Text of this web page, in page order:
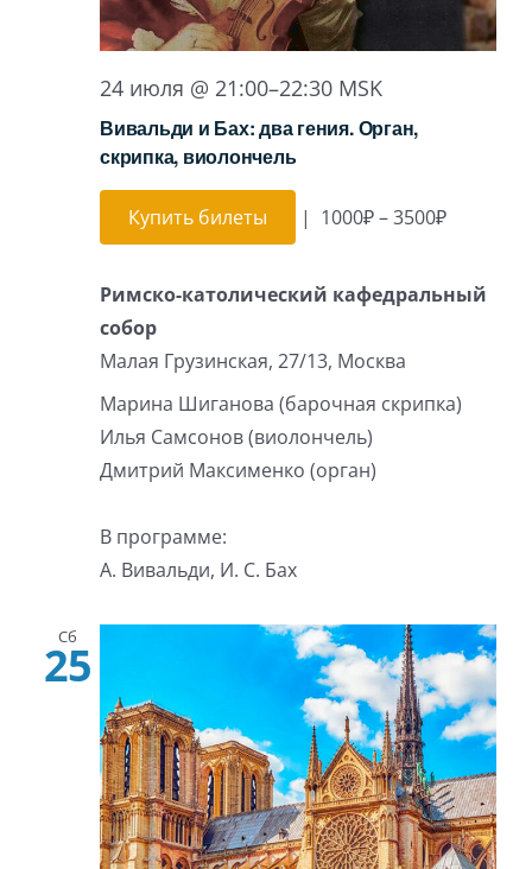
24 июля @ 21:00–22:30 MSK
Вивальди и Бах: два гения. Орган,
скрипка, виолончель
Купить билеты | 1000₽ – 3500₽
Римско-католический кафедральный
собор
Малая Грузинская, 27/13, Москва
Марина Шиганова (барочная скрипка)
Илья Самсонов (виолончель)
Дмитрий Максименко (орган)
В программе:
А. Вивальди, И. С. Бах
Сб
25